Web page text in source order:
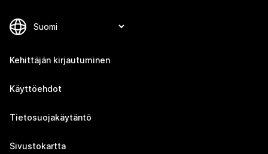
Kehittäjän kirjautuminen
Käyttöehdot
Tietosuojakäytäntö
Sivustokartta